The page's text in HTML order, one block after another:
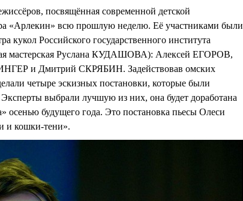
посвящённая современной детской
«Арлекин» всю прошлую неделю. Её участниками были
кукол Российского государственного института
мастерская Руслана КУДАШОВА): Алексей ЕГОРОВ,
и Дмитрий СКРЯБИН. Задействовав омских
четыре эскизных постановки, которые были
выбрали лучшую из них, она будет доработана
осенью будущего года. Это постановка пьесы Олеси
кошки-тени».